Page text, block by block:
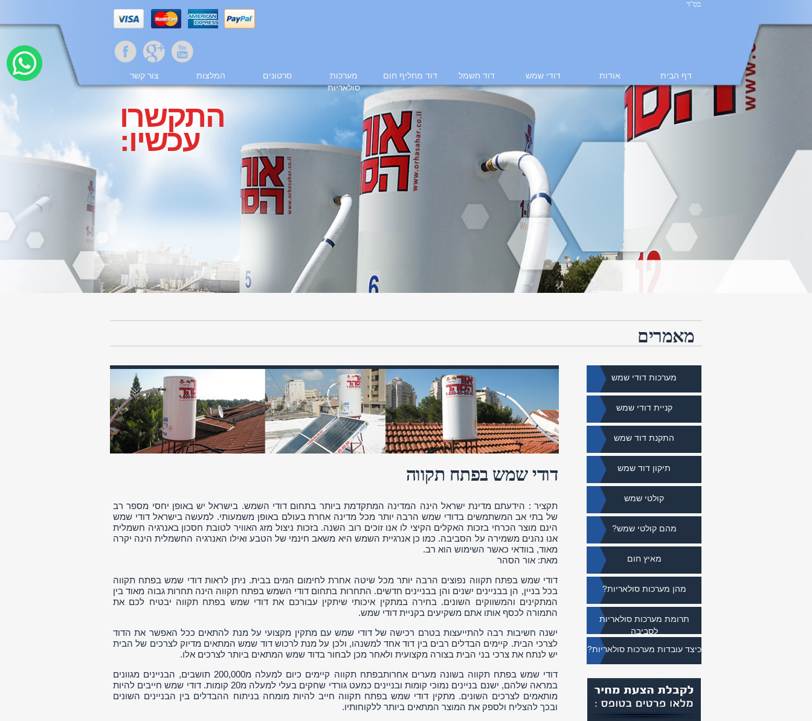
דף הבית אודות דודי שמש דוד חשמל דוד מחליף חום
מערכות
סולאריות
סרטונים המלצות צור קשר
בס"ד
התקשרו
עכשיו:
מאמרים
מהן מערכות סולאריות?
תרומת מערכות סולאריות
לסביבה
כיצד עובדות מערכות סולאריות?
מערכות דודי שמש
קניית דודי שמש
התקנת דוד שמש
תיקון דוד שמש
קולטי שמש
מהם קולטי שמש?
מאיץ חום
דודי שמש בפתח תקווה
תקציר : הידעתם מדינת ישראל הינה המדינה המתקדמת ביותר בתחום דודי השמש. בישראל יש באופן יחסי מספר רב
של בתי אב המשתמשים בדודי שמש הרבה יותר מכל מדינה אחרת בעולם באופן משמעותי. למעשה בישראל דודי שמש
הינם מוצר הכרחי בזכות האקלים הקיצי לו אנו זוכים רוב השנה. בזכות ניצול מזג האוויר לטובת חסכון באנרגיה חשמלית
אנו נהנים משמירה על הסביבה. כמו כן אנרגיית השמש היא משאב חינמי של הטבע ואילו האנרגיה החשמלית הינה יקרה
מאוד, בוודאי כאשר השימוש הוא רב.
מאת: אור הסהר
דודי שמש בפתח תקווה נפוצים הרבה יותר מכל שיטה אחרת לחימום המים בבית. ניתן לראות דודי שמש בפתח תקווה
בכל בניין, הן בבניינים ישנים והן בבניינים חדשים. התחרות בתחום דודי השמש בפתח תקווה הינה תחרות גבוה מאוד בין
המתקינים והמשווקים השונים. בחירה במתקין איכותי שיתקין עבורכם את דודי שמש בפתח תקווה יבטיח לכם את
התמורה לכסף אותו אתם משקיעים בקניית דודי שמש.
ישנה חשיבות רבה להתייעצות בטרם רכישה של דודי שמש עם מתקין מקצועי על מנת להתאים ככל האפשר את הדוד
לצרכי הבית. קיימים הבדלים רבים בין דוד אחד למשנהו, ולכן על מנת לרכוש דוד שמש המתאים מדיוק לצרכים של הבית
יש לנתח את צרכי בני הבית בצורה מקצועית ולאחר מכן לבחור בדוד שמש המתאים ביותר לצרכים אלו.
דודי שמש בפתח תקווה בשונה מערים אחרותבפתח תקווה קיימים כיום למעלה מ200,000 תושבים, הבניינים מגוונים
במראה שלהם, ישנם בניינים נמוכי קומות ובניינים כמעט גורדי שחקים בעלי למעלה מ20 קומות. דודי שמש חייבים להיות
מותאמים לצרכים השונים. מתקין דודי שמש בפתח תקווה חייב להיות מומחה בניתוח ההבדלים בין הבניינים השונים
ובכך להצליח ולספק את המוצר המתאים ביותר ללקוחותיו.